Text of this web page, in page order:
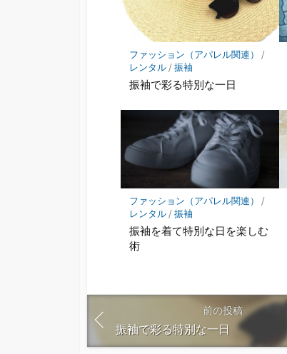
ファッション（アパレル関連）
/
レンタル/振袖
振袖で彩る特別な一日
ファッション（アパレル関連）
/
レンタル/振袖
振袖を着て特別な日を楽しむ
術
前の投稿
振袖で彩る特別な一日